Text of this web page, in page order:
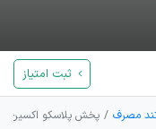
ثبت امتیاز
مصرف پخش پلاسکو اکسین